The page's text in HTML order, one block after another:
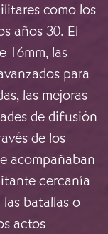
como los
años 30. El
16mm, las
para
las mejoras
de difusión
de los
acompañaban
cercanía
batallas o
actos